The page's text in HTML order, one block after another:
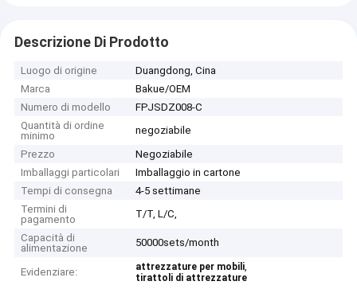
Descrizione Di Prodotto
Luogo di origine
Duangdong, Cina
Marca
Bakue/OEM
Numero di modello
FPJSDZ008-C
Quantità di ordine
minimo
negoziabile
Prezzo
Negoziabile
Imballaggi particolari
Imballaggio in cartone
Tempi di consegna
4-5 settimane
Termini di
pagamento
T/T, L/C,
Capacità di
alimentazione
50000sets/month
Evidenziare: attrezzature per mobili,
tirattoli di attrezzature